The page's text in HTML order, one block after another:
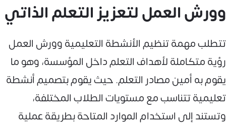
وورش العمل لتعزيز التعلم الذاتي
تتطلب مهمة تنظيم الأنشطة التعليمية وورش العمل
رؤية متكاملة لأهداف التعلم داخل المؤسسة، وهو ما
يقوم به أمين مصادر التعلم. حيث يقوم بتصميم أنشطة
تعليمية تتناسب مع مستويات الطلاب المختلفة،
وتستند إلى استخدام الموارد المتاحة بطريقة عملية